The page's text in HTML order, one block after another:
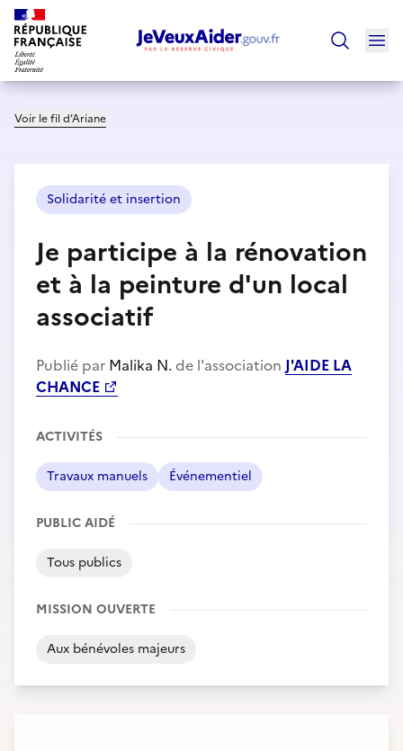
Voir le fil d’Ariane
Solidarité et insertion
Je participe à la rénovation
et à la peinture d'un local
associatif
Publié par Malika N. de l'association J'AIDE LA
CHANCE
ACTIVITÉS
Travaux manuels Événementiel
PUBLIC AIDÉ
Tous publics
MISSION OUVERTE
Aux bénévoles majeurs